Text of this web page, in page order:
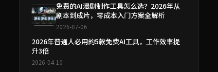
免费的AI漫剧制作工具怎么选？2026年从
剧本到成片，零成本入门方案全解析
2026-07-06
2026年普通人必用的5款免费AI工具，工作效率提
升3倍
2026-04-10